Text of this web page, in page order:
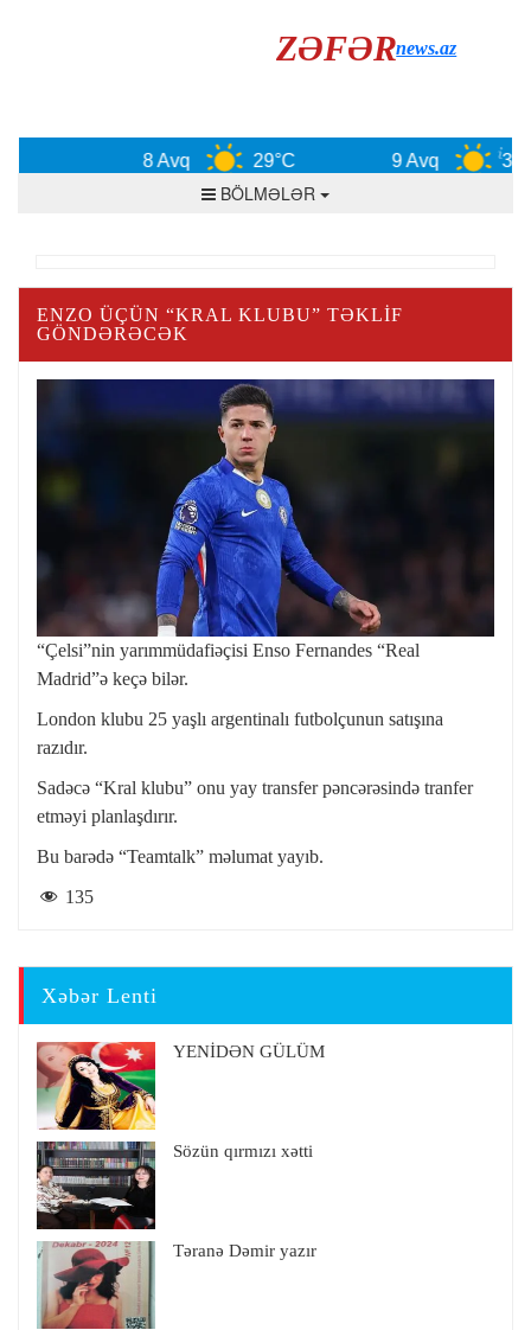
ZƏFƏRnews.az
8 Avq 29°C 9 Avq 30°C
BÖLMƏLƏR
ENZO ÜÇÜN “KRAL KLUBU” TƏKLIF
GÖNDƏRƏCƏK
“Çelsi”nin yarımmüdafiəçisi Enso Fernandes “Real
Madrid”ə keçə bilər.
London klubu 25 yaşlı argentinalı futbolçunun satışına
razıdır.
Sadəcə “Kral klubu” onu yay transfer pəncərəsində tranfer
etməyi planlaşdırır.
Bu barədə “Teamtalk” məlumat yayıb.
135
Xəbər Lenti
YENİDƏN GÜLÜM
Sözün qırmızı xətti
Təranə Dəmir yazır